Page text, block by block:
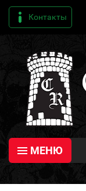
Контакты
МЕНЮ